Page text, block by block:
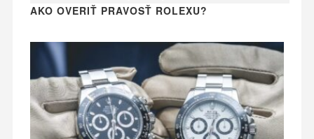
AKO OVERIŤ PRAVOSŤ ROLEXU?